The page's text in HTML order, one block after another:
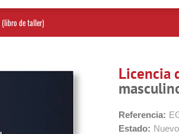
de taller)
Licencia
Referencia:
Estado: Nuevo